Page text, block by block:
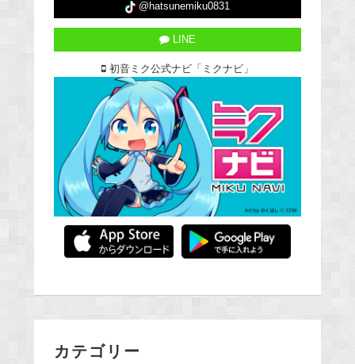
@hatsunemiku0831
LINE
初音ミク公式ナビ「ミクナビ」
カテゴリー